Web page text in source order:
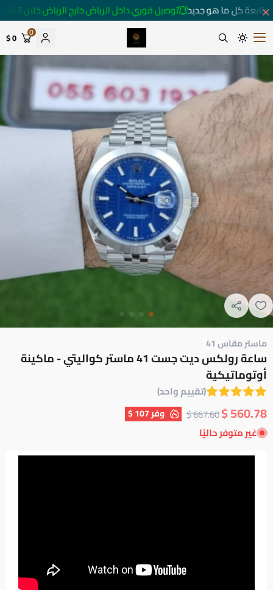
كل ما هو جديد توصيل فوري داخل الرياض خارج الرياض خلال 3 أيام 🚚
متجر ساعات رومانس
0
0 $
ماستر مقاس 41
ساعة رولكس ديت جست 41 ماستر كواليتي - ماكينة
أوتوماتيكية
(تقييم واحد)
560.78 $
667.60 $ وفر107 $
غير متوفر حاليًا